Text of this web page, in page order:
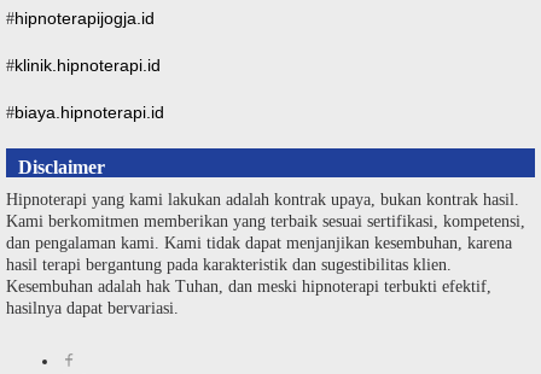
#hipnoterapijogja.id
#klinik.hipnoterapi.id
#biaya.hipnoterapi.id
Disclaimer
Hipnoterapi yang kami lakukan adalah kontrak upaya, bukan kontrak hasil.
Kami berkomitmen memberikan yang terbaik sesuai sertifikasi, kompetensi,
dan pengalaman kami. Kami tidak dapat menjanjikan kesembuhan, karena
hasil terapi bergantung pada karakteristik dan sugestibilitas klien.
Kesembuhan adalah hak Tuhan, dan meski hipnoterapi terbukti efektif,
hasilnya dapat bervariasi.